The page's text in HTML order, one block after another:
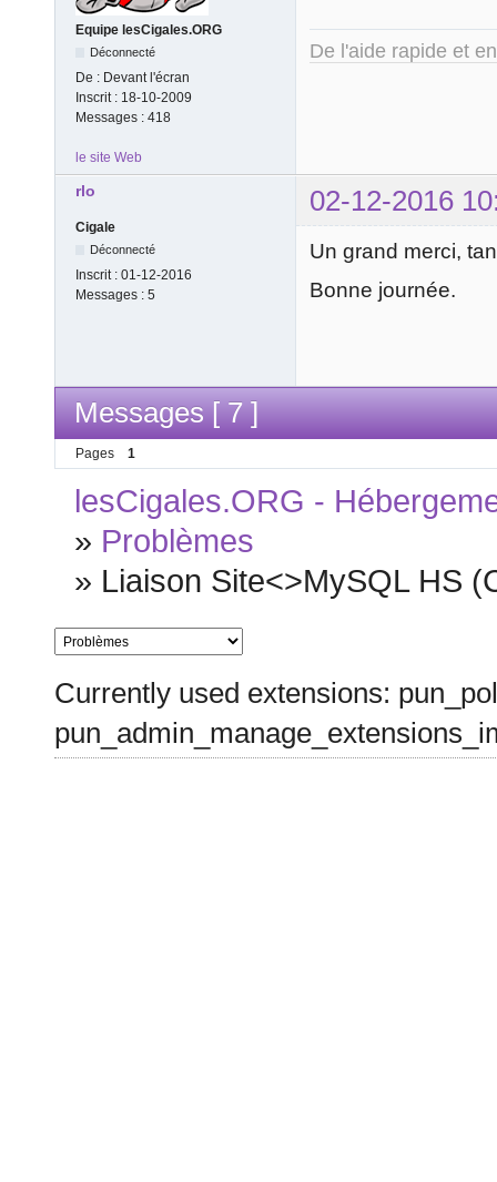
Equipe lesCigales.ORG
Déconnecté
De : Devant l'écran
Inscrit : 18-10-2009
Messages : 418
De l'aide rapide et
le site Web
rlo 02-12-2016
Cigale
Déconnecté
Inscrit : 01-12-2016
Messages : 5
Un grand merci,
Bonne journée.
Messages [ 7 ]
Pages 1
lesCigales.ORG -
» Problèmes
» Liaison Site<>MySQL HS
Currently used extensions: